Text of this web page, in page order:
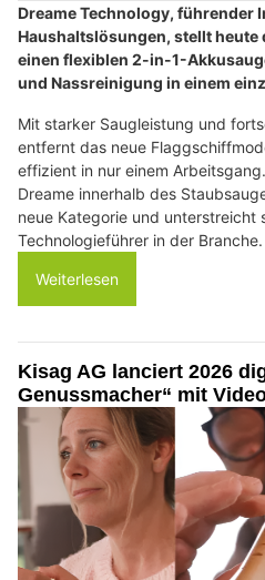
Dreame Technology, führender
Haushaltslösungen, stellt heute
einen flexiblen 2-in-1-
und Nassreinigung in einem
Mit starker Saugleistung und
entfernt das neue
effizient in nur einem
Dreame innerhalb des
neue Kategorie und unterstreicht
Technologieführer in der Branche.
Weiterlesen
Kisag AG lanciert 2026
Genussmacher“ mit